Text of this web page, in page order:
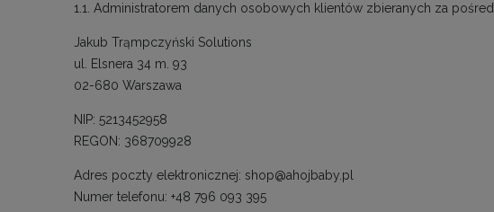
1.1. Administratorem danych osobowych klientów zbieranych za
Jakub Trąmpczyński Solutions
ul. Elsnera 34 m. 93
02-680 Warszawa
NIP: 5213452958
REGON: 368709928
Adres poczty elektronicznej: shop@ahojbaby.pl
Numer telefonu: +48 796 093 395